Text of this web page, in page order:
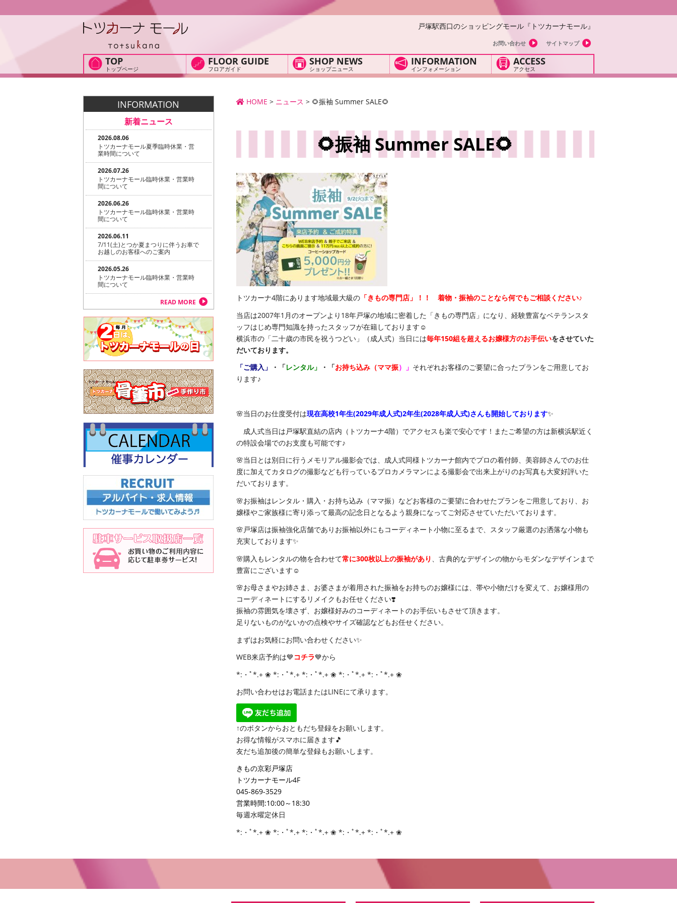
戸塚駅西口のショッピングモール『トツカーナモール』
お問い合わせ サイトマップ
TOP
トップページ
FLOOR GUIDE
フロアガイド
SHOP NEWS
ショップニュース
INFORMATION
インフォメーション
ACCESS
アクセス
HOME > ニュース > 🌻振袖 Summer SALE🌻
🌻振袖 Summer SALE🌻
トツカーナ4階にあります地域最大級の 「きもの専門店」！！ 着物・振袖のことなら何でもご相談ください♪
当店は2007年1月のオープンより18年戸塚の地域に密着した「きもの専門店」になり、経験豊富なベテランスタ
ッフはじめ専門知識を持ったスタッフが在籍しております☺️
横浜市の「二十歳の市民を祝うつどい」（成人式）当日には毎年150組を超えるお嬢様方のお手伝いをさせていた
だいております。
「ご購入」
・「レンタル」 ・「お持ち込み（ママ振）」 それぞれお客様のご要望に合ったプランをご用意してお
ります♪
🌸当日のお仕度受付は現在高校1年生(2029年成人式)2年生(2028年成人式)さんも開始しております✨
成人式当日は戸塚駅直結の店内（トツカーナ4階）でアクセスも楽で安心です！またご希望の方は新横浜駅近く
の特設会場でのお支度も可能です♪
🌸当日とは別日に行うメモリアル撮影会では、成人式同様トツカーナ館内でプロの着付師、美容師さんでのお仕
度に加えてカタログの撮影なども行っているプロカメラマンによる撮影会で出来上がりのお写真も大変好評いた
だいております。
🌸お振袖はレンタル・購入・お持ち込み（ママ振）などお客様のご要望に合わせたプランをご用意しており、お
嬢様やご家族様に寄り添って最高の記念日となるよう親身になってご対応させていただいております。
🌸戸塚店は振袖強化店舗でありお振袖以外にもコーディネート小物に至るまで、スタッフ厳選のお洒落な小物も
充実しております✨
🌸購入もレンタルの物を合わせて常に300枚以上の振袖があり
、古典的なデザインの物からモダンなデザインまで
豊富にございます☺️
🌸お母さまやお姉さま、お婆さまが着用された振袖をお持ちのお嬢様には、帯や小物だけを変えて、お嬢様用の
コーディネートにするリメイクもお任せください❣️
振袖の雰囲気を壊さず、お嬢様好みのコーディネートのお手伝いもさせて頂きます。
足りないものがないかの点検やサイズ確認などもお任せください。
まずはお気軽にお問い合わせください✨
WEB来店予約は💙コチラ💙から
*:・ﾟ*.+ ❀ *:・ﾟ*.+ *:・ﾟ*.+ ❀ *:・ﾟ*.+ *:・ﾟ*.+ ❀
お問い合わせはお電話またはLINEにて承ります。
↑のボタンからおともだち登録をお願いします。
お得な情報がスマホに届きます🎵
友だち追加後の簡単な登録もお願いします。
きもの京彩戸塚店
トツカーナモール4F
045-869-3529
営業時間:10:00～18:30
毎週水曜定休日
*:・ﾟ*.+ ❀ *:・ﾟ*.+ *:・ﾟ*.+ ❀ *:・ﾟ*.+ *:・ﾟ*.+ ❀
INFORMATION
新着ニュース
2026.08.06
トツカーナモール夏季臨時休業・営
業時間について
2026.07.26
トツカーナモール臨時休業・営業時
間について
2026.06.26
トツカーナモール臨時休業・営業時
間について
2026.06.11
7/11(土)とつか夏まつりに伴うお車で
お越しのお客様へのご案内
2026.05.26
トツカーナモール臨時休業・営業時
間について
READ MORE